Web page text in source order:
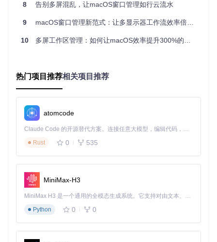
纵向聚焦深度：垂直平铺应用
阅读长文档或处理数据表格时，垂直平铺布局让内容充分展
开，避免频繁滚动。想象一下，将PDF阅读器和笔记应用垂直
下呼应，实时掌握系统状态。
定制你的空间法则：个性化配置指南
3步打造专属工作流
第一步：基础设置 从项目配置示例中选择适合自己的模板，默
第二步：快捷键规划
最常用的操作如切换工作区、移动窗口等，设置为符合肌肉记
键"控制窗口位置，让双手无需离开键盘就能掌控全局。
工具分配固定工位。通过配置文件指定某些应用总是打开在特
8 告别多屏混乱，让macOS窗口管理如行云流水
9 macOS窗口管理新范式：让多显示器工作流效率倍增的平铺式解决方案
10 多屏工作区管理：如何让macOS效率提升300%的跨显示器协作方案
热门项目推荐相关项目推荐
atomcode
Claude Code 的开源替代方案。连接任意大模型，编辑代码，运行命令，自动验证 — 全自动执行。用 Rust 构建，极致性能。 ｜ An open-source alternative to Claude Code. Connect any LLM, edit code, run commands, and verify changes — autonomously. Built in Rust for speed. Get Started
Rust
0 535
MiniMax-H3
MiniMax H3 是一个通用的全模态生成系统。它支持对由文本、图像、视频和音频组成的多模态上下文进行统一理解，并能生成分辨率高达 2K、时长可达 15 秒的带原生立体声音频的视频。得益于面向任务泛化的系统设计，H3 在预训练阶段就已具备广泛的多模态上下文理解与生成能力，能够出色地执行复杂的多模态指令。
Python
0 0